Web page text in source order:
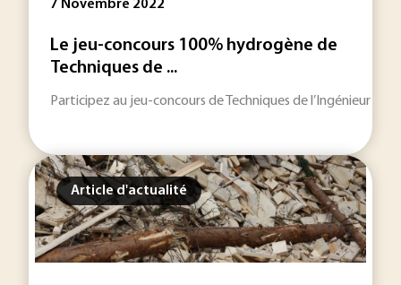
7 Novembre 2022
Le jeu-concours 100% hydrogène de
Techniques de ...
Participez au jeu-concours de Techniques de l’Ingénieur
Article d'actualité